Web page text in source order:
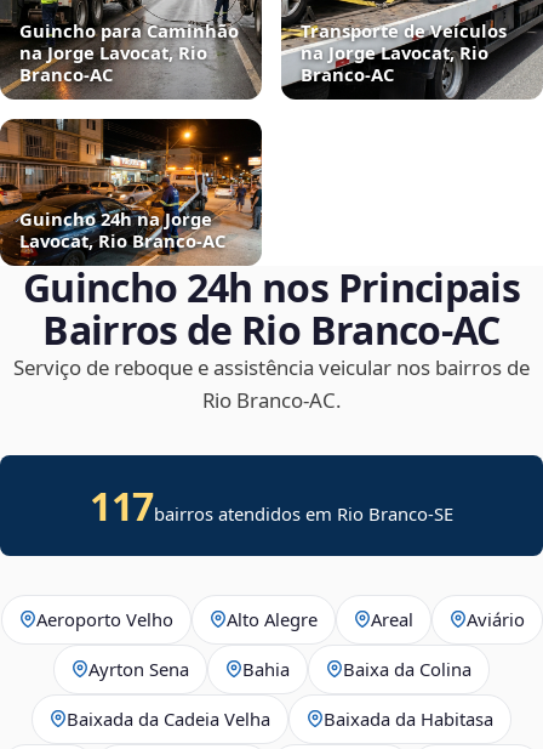
Guincho para Caminhão
na Jorge Lavocat, Rio
Branco‑AC
Transporte de Veículos
na Jorge Lavocat, Rio
Branco‑AC
Guincho 24h na Jorge
Lavocat, Rio Branco‑AC
Guincho 24h nos Principais
Bairros de Rio Branco‑AC
Serviço de reboque e assistência veicular nos bairros de
Rio Branco‑AC.
117bairros atendidos em Rio Branco-SE
Aeroporto Velho Alto Alegre Areal Aviário
Ayrton Sena Bahia Baixa da Colina
Baixada da Cadeia Velha Baixada da Habitasa